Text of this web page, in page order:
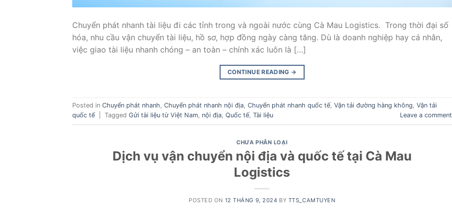
Chuyển phát nhanh tài liệu đi các tỉnh trong và ngoài nước cùng Cà Mau Logistics. Trong thời đại số
hóa, nhu cầu vận chuyển tài liệu, hồ sơ, hợp đồng ngày càng tăng. Dù là doanh nghiệp hay cá nhân,
việc giao tài liệu nhanh chóng – an toàn – chính xác luôn là […]
CONTINUE READING →
Posted in Chuyển phát nhanh, Chuyển phát nhanh nội địa, Chuyển phát nhanh quốc tế, Vận tải đường hàng không, Vận tải
quốc tế
Tagged Gửi tài liệu từ Việt Nam, nội địa, Quốc tế, Tài liệu Leave a comment
CHƯA PHÂN LOẠI
Dịch vụ vận chuyển nội địa và quốc tế tại Cà Mau
Logistics
POSTED ON 12 THÁNG 9, 2024 BY TTS_CAMTUYEN